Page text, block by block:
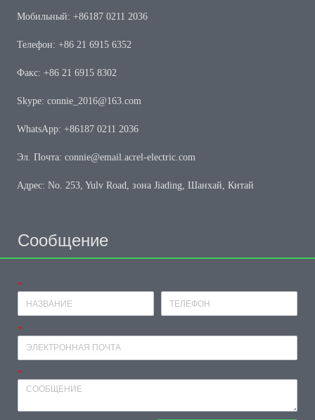
Мобильный: +86187 0211 2036
Телефон: +86 21 6915 6352
Факс: +86 21 6915 8302
Skype: connie_2016@163.com
WhatsApp: +86187 0211 2036
Эл. Почта: connie@email.acrel-electric.com
Адрес: No. 253, Yulv Road, зона Jiading, Шанхай, Китай
Сообщение
*Имя
*почтовый ящик
*оставить сообщение